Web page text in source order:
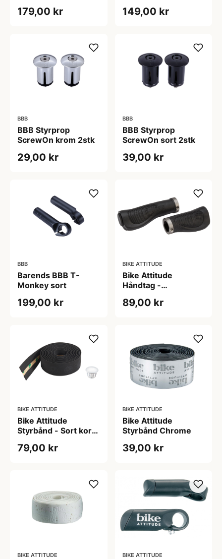
179,00 kr 149,00 kr
BBB
BBB Styrprop
ScrewOn krom 2stk
29,00 kr
BBB
BBB Styrprop
ScrewOn sort 2stk
39,00 kr
BBB
Barends BBB T-
Monkey sort
199,00 kr
BIKE ATTITUDE
Bike Attitude
Håndtag -
90/125 mm med gel
89,00 kr
BIKE ATTITUDE
Bike Attitude
Styrbånd - Sort kork
79,00 kr
BIKE ATTITUDE
Bike Attitude
Styrbånd Chrome
39,00 kr
BIKE ATTITUDE BIKE ATTITUDE